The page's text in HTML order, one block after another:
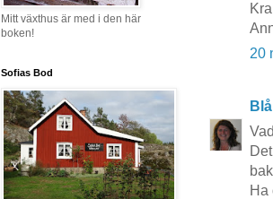
20
Ha
Mitt växthus är med i den här
boken!
Sofias Bod